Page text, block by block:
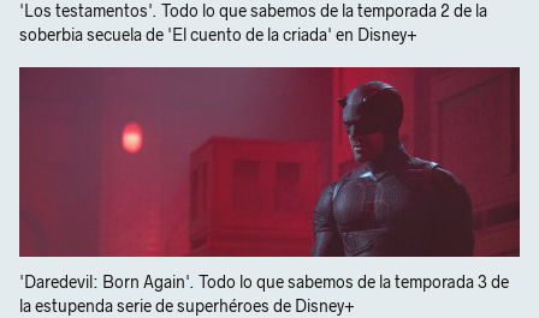
'Los testamentos'. Todo lo que sabemos de la temporada 2 de la
soberbia secuela de 'El cuento de la criada' en Disney+
'Daredevil: Born Again'. Todo lo que sabemos de la temporada 3 de
la estupenda serie de superhéroes de Disney+